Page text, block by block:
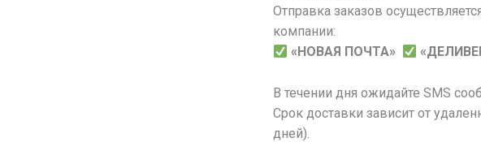
Отправка заказов
компании:
«НОВАЯ ПОЧТА»
В течении дня ожидайте SMS
Срок доставки зависит от
дней).